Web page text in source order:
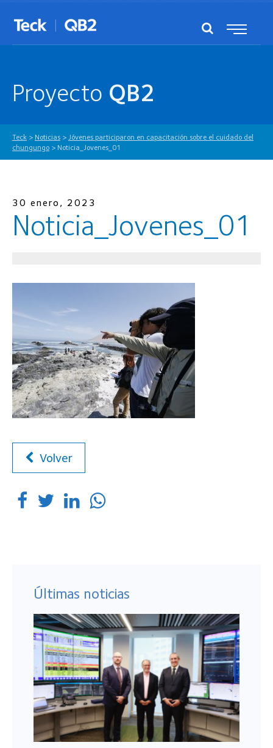
Proyecto QB2
Teck > Noticias > Jóvenes participaron en capacitación sobre el cuidado del
chungungo > Noticia_Jovenes_01
30 enero, 2023
Noticia_Jovenes_01
Volver
Últimas noticias